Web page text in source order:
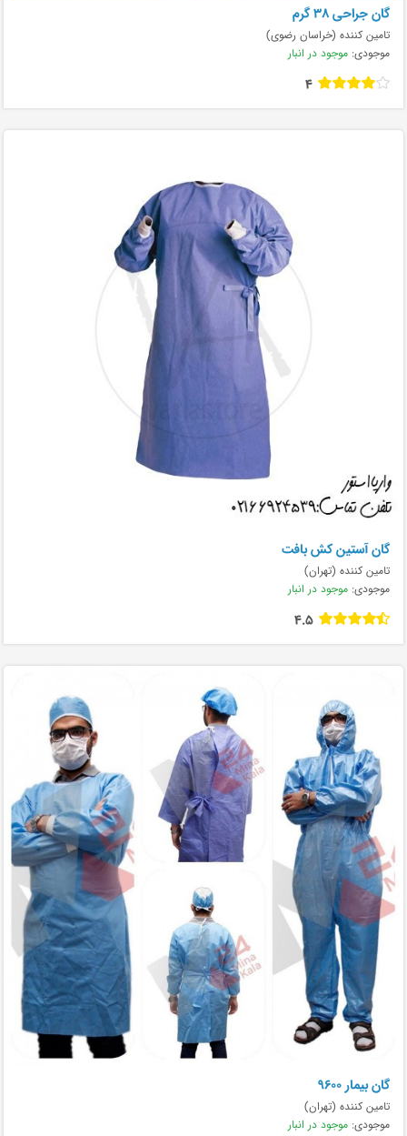
گان جراحی 38 گرم
تامین کننده (خراسان رضوی)
موجودی: موجود در انبار
4
گان آستین کش بافت
تامین کننده (تهران)
موجودی: موجود در انبار
4.5
گان بیمار ۹۶۰۰
تامین کننده (تهران)
موجودی: موجود در انبار